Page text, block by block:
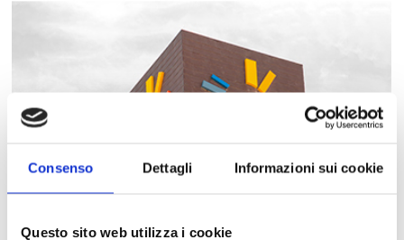
Consenso Dettagli Informazioni sui cookie
Questo sito web utilizza i cookie